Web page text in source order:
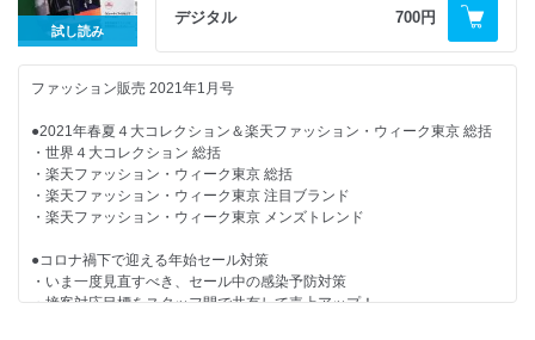
・美容トレンド最前線！
・人材マネジメントの処方箋
・労務管理を知ろう
・マーケットを広げるマナーのチカラ
・新・お客さまゼッタイ主義
・衣服のソムリエ 育成ゼミナール
・今月の魅せ方・売り方
・may_ugramのインスタ講座
・次代を担う国産ブランド
・カンタン英語接客術！
・おんな社長が飛ぶ！
試し読み
デジタル 700円
ファッション販売 2021年1月号
●2021年春夏４大コレクション＆楽天ファッション・ウィーク東京 総括
・世界４大コレクション 総括
・楽天ファッション・ウィーク東京 総括
・楽天ファッション・ウィーク東京 注目ブランド
・楽天ファッション・ウィーク東京 メンズトレンド
●コロナ禍下で迎える年始セール対策
・いま一度見直すべき、セール中の感染予防対策
・接客対応目標をスタッフ間で共有して売上アップ！